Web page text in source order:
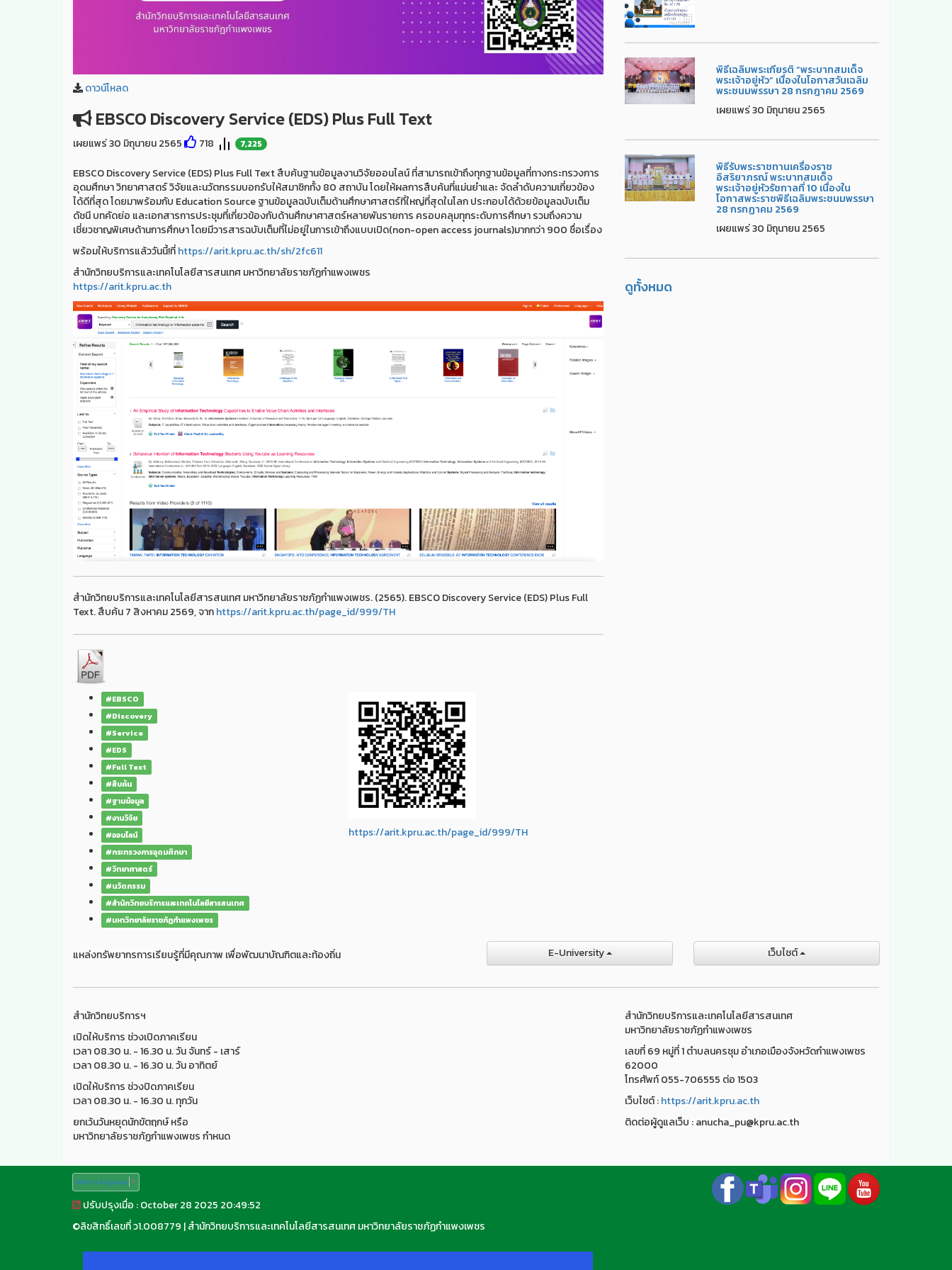
ดาวน์โหลด
EBSCO Discovery Service (EDS) Plus Full Text
เผยแพร่ 30 มิถุนายน 2565 718 7,225
EBSCO Discovery Service (EDS) Plus Full Text สืบค้นฐานข้อมูลงานวิจัยออนไลน์ ที่สามารถเข้าถึงทุกฐานข้อมูลที่ทางกระทรวงการ
อุดมศึกษา วิทยาศาสตร์ วิจัยและนวัตกรรมบอกรับให้สมาชิกทั้ง 80 สถาบัน โดยให้ผลการสืบค้นที่แม่นยำและ จัดลำดับความเกี่ยวข้อง
ได้ดีที่สุด โดยมาพร้อมกับ Education Source ฐานข้อมูลฉบับเต็มด้านศึกษาศาสตร์ที่ใหญ่ที่สุดในโลก ประกอบได้ด้วยข้อมูลฉบับเต็ม
ดัชนี บทคัดย่อ และเอกสารการประชุมที่เกี่ยวข้องกับด้านศึกษาศาสตร์หลายพันรายการ ครอบคลุมทุกระดับการศึกษา รวมถึงความ
เชี่ยวชาญพิเศษด้านการศึกษา โดยมีวารสารฉบับเต็มที่ไม่อยู่ในการเข้าถึงแบบเปิด(non-open access journals)มากกว่า 900 ชื่อเรื่อง
พร้อมให้บริการแล้ววันนี้!ที่https://arit.kpru.ac.th/sh/2fc611
สำนักวิทยบริการและเทคโนโลยีสารสนเทศ มหาวิทยาลัยราชภัฏกำแพงเพชร
https://arit.kpru.ac.th
สำนักวิทยบริการและเทคโนโลยีสารสนเทศ มหาวิทยาลัยราชภัฏกำแพงเพชร. (2565). EBSCO Discovery Service (EDS) Plus Full
Text. สืบค้น 7 สิงหาคม 2569, จากhttps://arit.kpru.ac.th/page_id/999/TH
#EBSCO
#Discovery
#Service
#EDS
#Full Text
#สืบค้น
#ฐานข้อมูล
#งานวิจัย
#ออนไลน์
#กระทรวงการอุดมศึกษา
#วิทยาศาสตร์
#นวัตกรรม
#สำนักวิทยบริการและเทคโนโลยีสารสนเทศ
#มหาวิทยาลัยราชภัฏกำแพงเพชร
https://arit.kpru.ac.th/page_id/999/TH
พิธีเฉลิมพระเกียรติ “พระบาทสมเด็จ
พระเจ้าอยู่หัว” เนื่องในโอกาสวันเฉลิม
พระชนมพรรษา 28 กรกฎาคม 2569
เผยแพร่ 30 มิถุนายน 2565
พิธีรับพระราชทานเครื่องราช
อิสริยาภรณ์ พระบาทสมเด็จ
พระเจ้าอยู่หัวรัชกาลที่ 10 เนื่องใน
โอกาสพระราชพิธีเฉลิมพระชนมพรรษา
28 กรกฏาคม 2569
เผยแพร่ 30 มิถุนายน 2565
ดูทั้งหมด
แหล่งทรัพยากรการเรียนรู้ที่มีคุณภาพ เพื่อพัฒนาบัณฑิตและท้องถิ่น E-University เว็บไชต์
สำนักวิทยบริการฯ
เปิดให้บริการ ช่วงเปิดภาคเรียน
เวลา 08.30 น. - 16.30 น. วัน จันทร์ - เสาร์
เวลา 08.30 น. - 16.30 น. วัน อาทิตย์
เปิดให้บริการ ช่วงปิดภาคเรียน
เวลา 08.30 น. - 16.30 น. ทุกวัน
ยกเว้นวันหยุดนักขัตฤกษ์ หรือ
มหาวิทยาลัยราชภัฏกำแพงเพชร กำหนด
สำนักวิทยบริการและเทคโนโลยีสารสนเทศ
มหาวิทยาลัยราชภัฏกำแพงเพชร
เลขที่ 69 หมู่ที่ 1 ตำบลนครชุม อำเภอเมืองจังหวัดกำแพงเพชร
62000
โทรศัพท์ 055-706555 ต่อ 1503
เว็บไชต์ :https://arit.kpru.ac.th
ติดต่อผู้ดูแลเว็บ : anucha_pu@kpru.ac.th
Select Language ▼
ปรับปรุงเมื่อ : October 28 2025 20:49:52
©ลิขสิทธิ์เลขที่ ว1.008779 |สำนักวิทยบริการและเทคโนโลยีสารสนเทศ มหาวิทยาลัยราชภัฏกำแพงเพชร